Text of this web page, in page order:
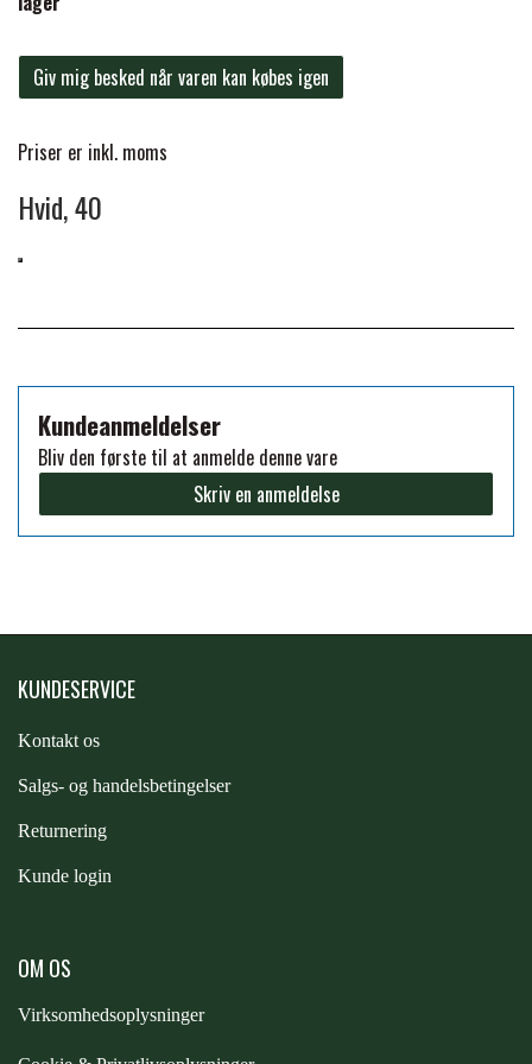
PREMIER EQUINE KØLETERAPI
PREMIER EQUINE GROOMING & STALD
LIKIT
PREMIER EQUINE
RACING TACK
STUD MUFFIN
Giv mig besked når varen kan købes igen
Priser er inkl. moms
Hvid, 40
Kundeanmeldelser
Bliv den første til at anmelde denne vare
Skriv en anmeldelse
KUNDESERVICE
Kontakt os
Salgs- og handelsbetingelser
Returnering
Kunde login
OM OS
Virksomhedsoplysninger